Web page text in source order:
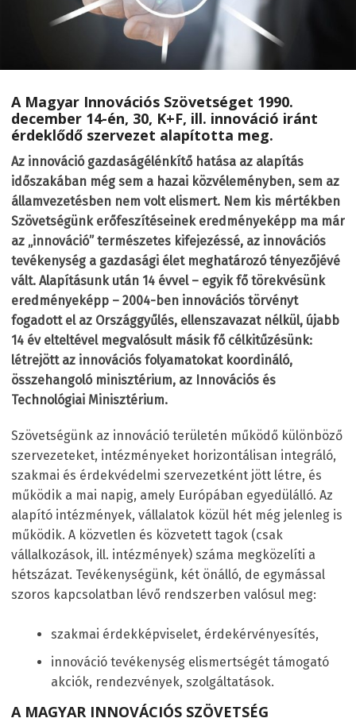
A Magyar Innovációs Szövetséget 1990.
december 14-én, 30, K+F, ill. innováció iránt
érdeklődő szervezet alapította meg.
Az innováció gazdaságélénkítő hatása az alapítás
időszakában még sem a hazai közvéleményben, sem az
államvezetésben nem volt elismert. Nem kis mértékben
Szövetségünk erőfeszítéseinek eredményeképp ma már
az „innováció” természetes kifejezéssé, az innovációs
tevékenység a gazdasági élet meghatározó tényezőjévé
vált. Alapításunk után 14 évvel – egyik fő törekvésünk
eredményeképp – 2004-ben innovációs törvényt
fogadott el az Országgyűlés, ellenszavazat nélkül, újabb
14 év elteltével megvalósult másik fő célkitűzésünk:
létrejött az innovációs folyamatokat koordináló,
összehangoló minisztérium, az Innovációs és
Technológiai Minisztérium.
Szövetségünk az innováció területén működő különböző
szervezeteket, intézményeket horizontálisan integráló,
szakmai és érdekvédelmi szervezetként jött létre, és
működik a mai napig, amely Európában egyedülálló. Az
alapító intézmények, vállalatok közül hét még jelenleg is
működik. A közvetlen és közvetett tagok (csak
vállalkozások, ill. intézmények) száma megközelíti a
hétszázat. Tevékenységünk, két önálló, de egymással
szoros kapcsolatban lévő rendszerben valósul meg:
szakmai érdekképviselet, érdekérvényesítés,
innováció tevékenység elismertségét támogató
akciók, rendezvények, szolgáltatások.
A MAGYAR INNOVÁCIÓS SZÖVETSÉG